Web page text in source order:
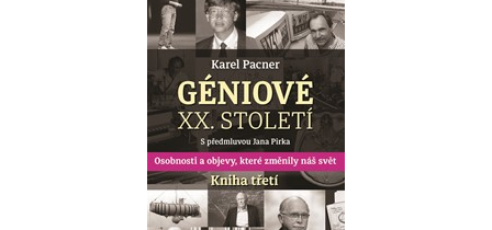
Kniha třetí
Karel Pacner
Do košíku